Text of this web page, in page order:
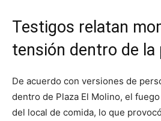
Testigos relatan
tensión dentro de la
De acuerdo con versiones de
dentro de Plaza El Molino, el
del local de comida, lo que